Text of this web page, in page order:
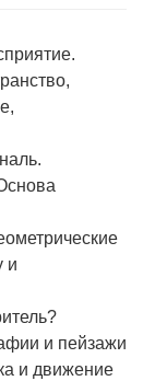
и
и пейзажи
и движение